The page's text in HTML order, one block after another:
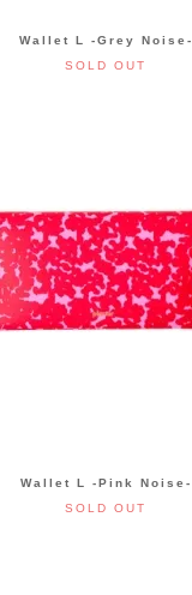
Wallet L -Grey Noise-
SOLD OUT
Wallet L -Pink Noise-
SOLD OUT